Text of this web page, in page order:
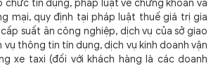
chức tín dụng, pháp luật về chứng khoán và
mại, quy định tại pháp luật thuế giá trị gia
suất ăn công nghiệp, dịch vụ của sở giao
vụ thông tin tín dụng, dịch vụ kinh doanh vận
xe taxi (đối với khách hàng là các doanh